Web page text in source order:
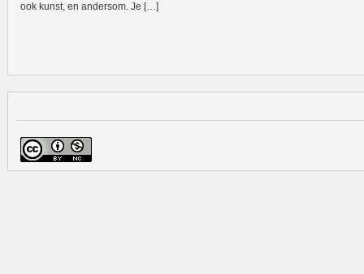
ook kunst, en andersom. Je […]